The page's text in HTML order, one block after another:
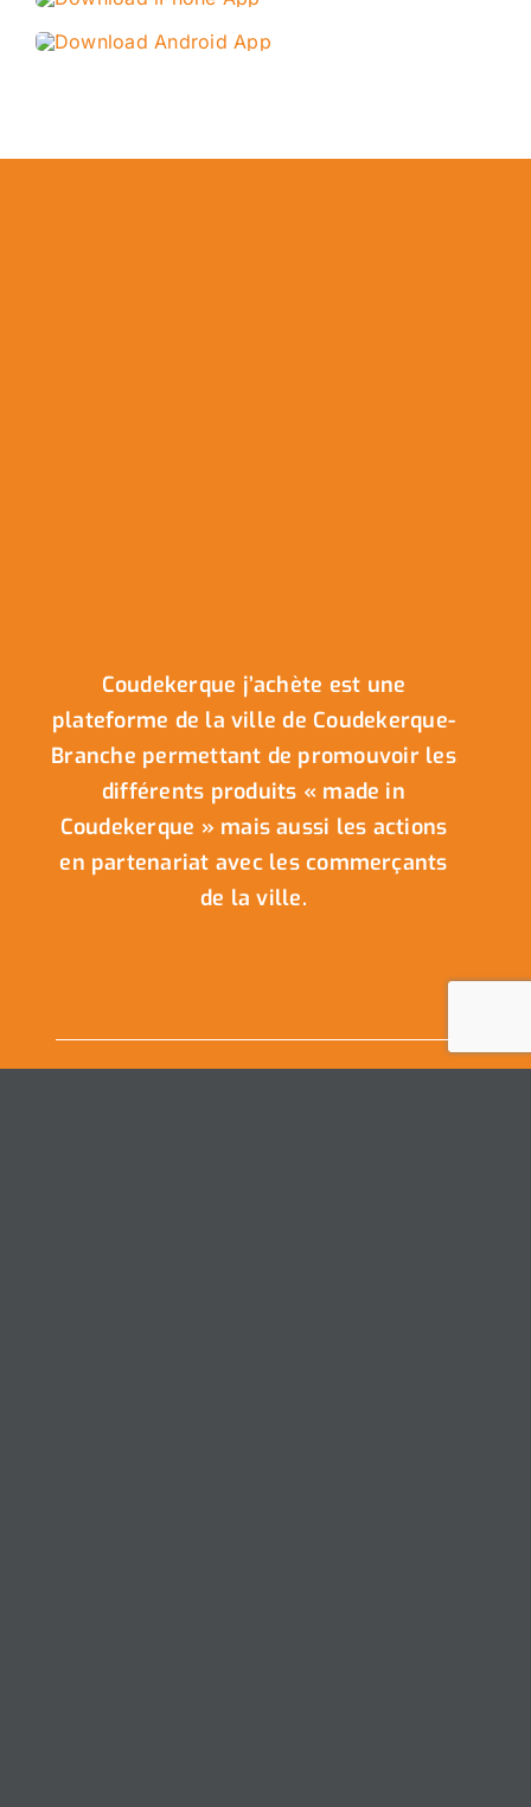
Coudekerque j’achète est une
plateforme de la ville de Coudekerque-
Branche permettant de promouvoir les
différents produits « made in
Coudekerque » mais aussi les actions
en partenariat avec les commerçants
de la ville.